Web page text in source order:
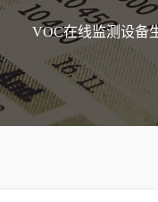
VOC在线监测设备